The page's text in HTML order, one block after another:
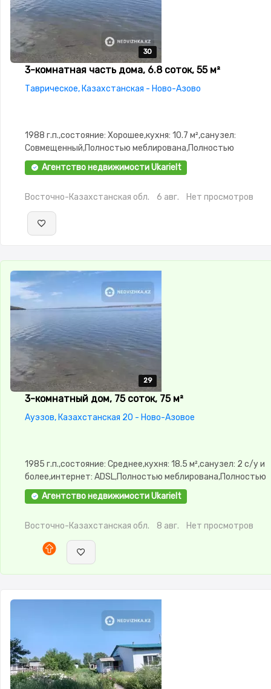
30
30
30
30
30
3-комнатная часть дома, 6.8 соток, 55 м²
Таврическое, Казахстанская - Ново-Азово
1988 г.п.,состояние: Хорошее,кухня: 10.7 м²,санузел:
Совмещенный,Полностью меблирована,Полностью
меблирована,Пластиковые
зона,Летняя кухня
Агентство недвижимости Ukarielt
Восточно-Казахстанская обл. 6 авг. Нет просмотров
29
29
29
29
29
3-комнатный дом, 75 соток, 75 м²
Ауэзов, Казахстанская 20 - Ново-Азовое
1985 г.п.,состояние: Среднее,кухня: 18.5 м²,санузел: 2 с/у и
более,интернет: ADSL,Полностью меблирована,Полностью
меблирована,Пластиковые
окна,Баня,Бассейн,Гараж,Сад,Веранда,Хозпостройки
Агентство недвижимости Ukarielt
Восточно-Казахстанская обл. 8 авг. Нет просмотров